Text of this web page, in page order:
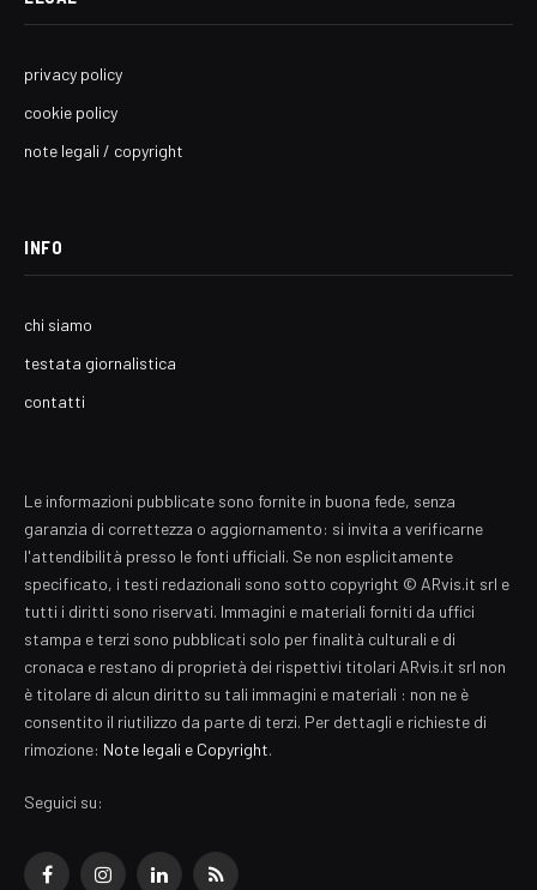
privacy policy
cookie policy
note legali / copyright
INFO
chi siamo
testata giornalistica
contatti
Le informazioni pubblicate sono fornite in buona fede, senza
garanzia di correttezza o aggiornamento: si invita a verificarne
l'attendibilità presso le fonti ufficiali. Se non esplicitamente
specificato, i testi redazionali sono sotto copyright © ARvis.it srl e
tutti i diritti sono riservati. Immagini e materiali forniti da uffici
stampa e terzi sono pubblicati solo per finalità culturali e di
cronaca e restano di proprietà dei rispettivi titolari ARvis.it srl non
è titolare di alcun diritto su tali immagini e materiali : non ne è
consentito il riutilizzo da parte di terzi. Per dettagli e richieste di
rimozione: Note legali e Copyright.
Seguici su:
FacebookInstagramLinkedInRSS